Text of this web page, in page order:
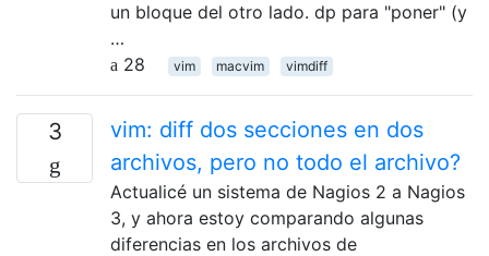
un bloque del otro lado. dp para "poner" (y
…
28
vim macvim vimdiff
3
vim: diff dos secciones en dos
archivos, pero no todo el archivo?
Actualicé un sistema de Nagios 2 a Nagios
3, y ahora estoy comparando algunas
diferencias en los archivos de